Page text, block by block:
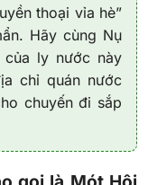
thoại vỉa hè”
Hãy cùng Nụ
ly nước này
chỉ quán nước
chuyến đi sắp